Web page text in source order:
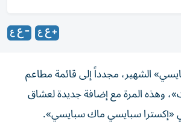
الشهير، مجدداً إلى قائمة مطاعم
وهذه المرة مع إضافة جديدة لعشاق
«إكسترا سبايسي ماك سبايسي».